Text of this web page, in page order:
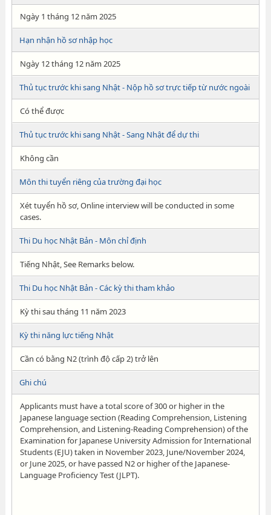
Ngày 1 tháng 12 năm 2025
Hạn nhận hồ sơ nhập học
Ngày 12 tháng 12 năm 2025
Thủ tục trước khi sang Nhật - Nộp hồ sơ trực tiếp từ nước ngoài
Có thể được
Thủ tục trước khi sang Nhật - Sang Nhật để dự thi
Không cần
Môn thi tuyển riêng của trường đại học
Xét tuyển hồ sơ, Online interview will be conducted in some
cases.
Thi Du học Nhật Bản - Môn chỉ định
Tiếng Nhật, See Remarks below.
Thi Du học Nhật Bản - Các kỳ thi tham khảo
Kỳ thi sau tháng 11 năm 2023
Kỳ thi năng lực tiếng Nhật
Cần có bằng N2 (trình độ cấp 2) trở lên
Ghi chú
Applicants must have a total score of 300 or higher in the
Japanese language section (Reading Comprehension, Listening
Comprehension, and Listening-Reading Comprehension) of the
Examination for Japanese University Admission for International
Students (EJU) taken in November 2023, June/November 2024,
or June 2025, or have passed N2 or higher of the Japanese-
Language Proficiency Test (JLPT).